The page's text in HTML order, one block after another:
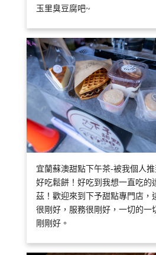
玉里臭豆腐吧~
宜蘭蘇澳甜點下午茶-被我個人
好吃鬆餅！好吃到我想一直吃的
茲！歡迎來到下予甜點專門店，
很剛好，服務很剛好，一切的一
剛剛好。